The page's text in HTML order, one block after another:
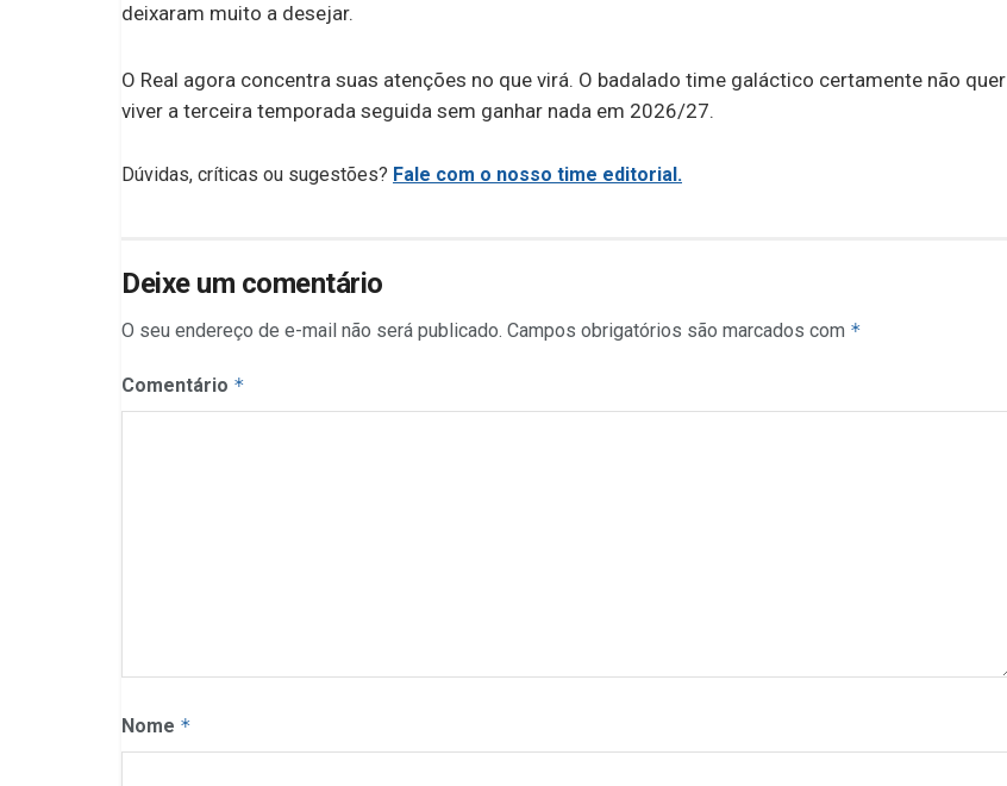
deixaram muito a desejar.
O Real agora concentra suas atenções no que virá. O badalado time galáctico certamente não quer
viver a terceira temporada seguida sem ganhar nada em 2026/27.
Dúvidas, críticas ou sugestões? Fale com o nosso time editorial.
Deixe um comentário
O seu endereço de e-mail não será publicado. Campos obrigatórios são marcados com *
Comentário *
Nome *